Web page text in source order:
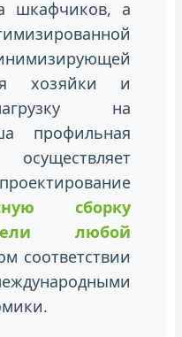
шкафчиков, а
хозяйки и
на
профильная
сборку
любой
соответствии